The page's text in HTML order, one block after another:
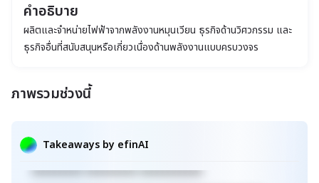
คำอธิบาย
ผลิตและจำหน่ายไฟฟ้าจากพลังงานหมุนเวียน ธุรกิจด้านวิศวกรรม และ
ธุรกิจอื่นที่สนับสนุนหรือเกี่ยวเนื่องด้านพลังงานแบบครบวงจร
ภาพรวมช่วงนี้
Takeaways by efinAI
xxxxxxxxxxxxxxxxxx xxxxxxxxxxxxxxx xxxxx
xxxxxxxxx xxxxxxxxx xxxxxxxxxxx